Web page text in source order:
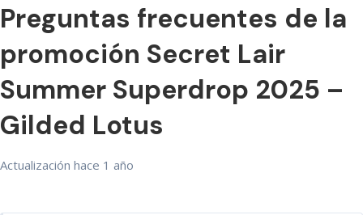
Preguntas frecuentes de la
promoción Secret Lair
Summer Superdrop 2025 –
Gilded Lotus
Actualización hace 1 año